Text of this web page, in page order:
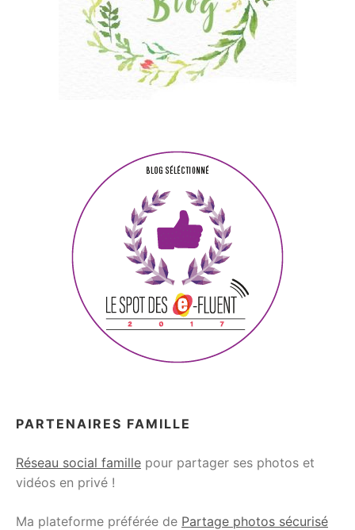
PARTENAIRES FAMILLE
Réseau social famille pour partager ses photos et
vidéos en privé !
Ma plateforme préférée de Partage photos sécurisé